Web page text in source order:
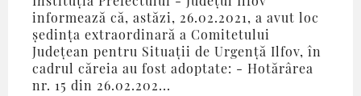
informează că, astăzi, 26.02.2021, a avut loc
ședința extraordinară a Comitetului
Județean pentru Situații de Urgență Ilfov, în
cadrul căreia au fost adoptate: - Hotărârea
nr. 15 din 26.02.202...